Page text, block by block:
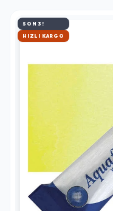
SON 3!
HIZLI KARGO